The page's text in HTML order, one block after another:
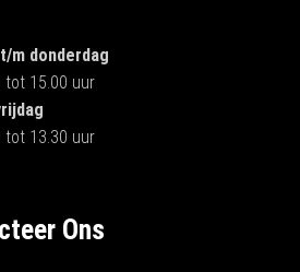
m donderdag
tot 15.00 uur
tot 13.30 uur
Ons